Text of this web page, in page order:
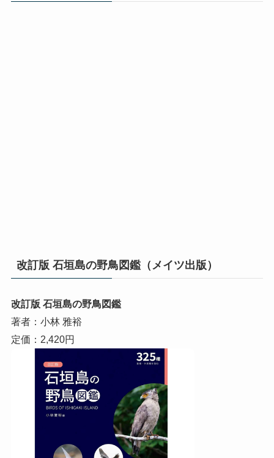
改訂版 石垣島の野鳥図鑑（メイツ出版）
改訂版 石垣島の野鳥図鑑
著者：小林 雅裕
定価：2,420円